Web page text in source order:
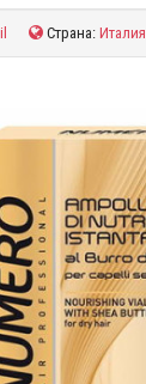
Страна:Италия